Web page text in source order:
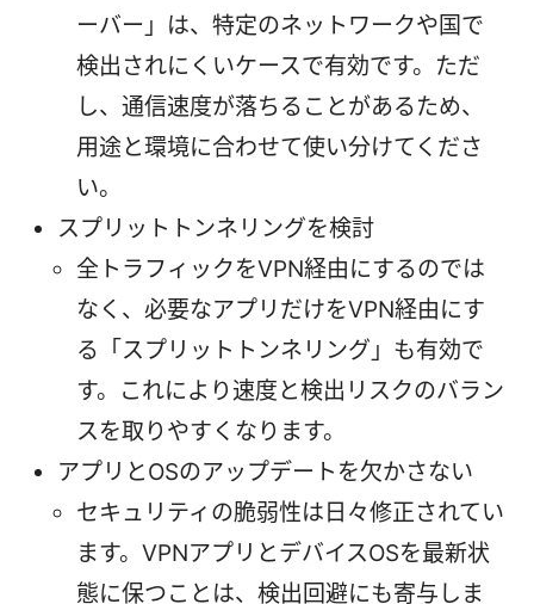
ーバー」は、特定のネットワークや国で
検出されにくいケースで有効です。ただ
し、通信速度が落ちることがあるため、
用途と環境に合わせて使い分けてくださ
い。
スプリットトンネリングを検討
全トラフィックをVPN経由にするのでは
なく、必要なアプリだけをVPN経由にす
る「スプリットトンネリング」も有効で
す。これにより速度と検出リスクのバラン
スを取りやすくなります。
アプリとOSのアップデートを欠かさない
セキュリティの脆弱性は日々修正されてい
ます。VPNアプリとデバイスOSを最新状
態に保つことは、検出回避にも寄与しま